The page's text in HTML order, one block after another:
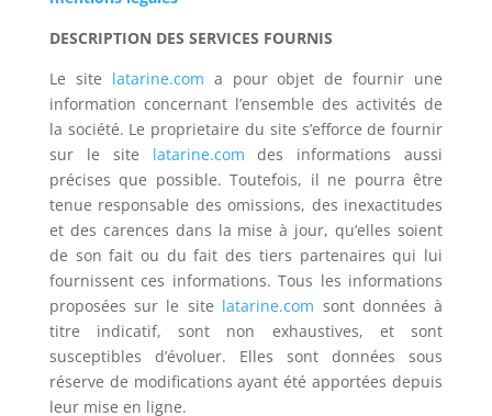
DESCRIPTION DES SERVICES FOURNIS
Le site latarine.com a pour objet de fournir une
information concernant l’ensemble des activités de
la société. Le proprietaire du site s’efforce de fournir
sur le site latarine.com des informations aussi
précises que possible. Toutefois, il ne pourra être
tenue responsable des omissions, des inexactitudes
et des carences dans la mise à jour, qu’elles soient
de son fait ou du fait des tiers partenaires qui lui
fournissent ces informations. Tous les informations
proposées sur le site latarine.com sont données à
titre indicatif, sont non exhaustives, et sont
susceptibles d’évoluer. Elles sont données sous
réserve de modifications ayant été apportées depuis
leur mise en ligne.